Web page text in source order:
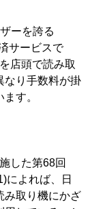
ーを誇る
サービスで
店頭で読み取
なり手数料が掛
す。
した第68回
によれば、日
み取り機にかざ